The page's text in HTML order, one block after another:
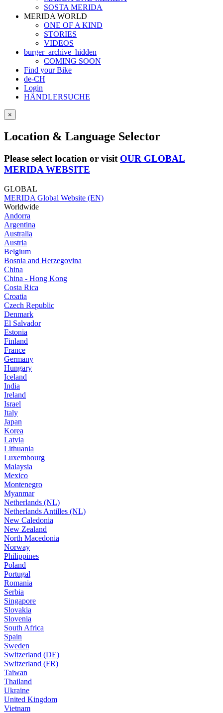
SOSTA MERIDA
MERIDA WORLD
ONE OF A KIND
STORIES
VIDEOS
burger_archive_hidden
COMING SOON
Find your Bike
de-CH
Login
HÄNDLERSUCHE
×
Location & Language Selector
Please select location or visit OUR GLOBAL
MERIDA WEBSITE
GLOBAL
MERIDA Global Website (EN)
Worldwide
Andorra
Argentina
Australia
Austria
Belgium
Bosnia and Herzegovina
China
China - Hong Kong
Costa Rica
Croatia
Czech Republic
Denmark
El Salvador
Estonia
Finland
France
Germany
Hungary
Iceland
India
Ireland
Israel
Italy
Japan
Korea
Latvia
Lithuania
Luxembourg
Malaysia
Mexico
Montenegro
Myanmar
Netherlands (NL)
Netherlands Antilles (NL)
New Caledonia
New Zealand
North Macedonia
Norway
Philippines
Poland
Portugal
Romania
Serbia
Singapore
Slovakia
Slovenia
South Africa
Spain
Sweden
Switzerland (DE)
Switzerland (FR)
Taiwan
Thailand
Ukraine
United Kingdom
Vietnam